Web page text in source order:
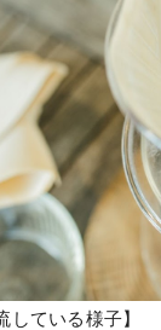
している様子】